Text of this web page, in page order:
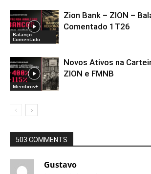
Balanço
Comentado
Zion Bank – ZION –
Comentado 1T26
Membros+
Novos Ativos na
ZION e FMNB
503 COMMENTS
Gustavo